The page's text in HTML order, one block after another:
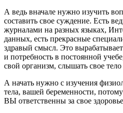
А ведь вначале нужно изучить
составить свое суждение. Есть
журналами на разных языках,
данных, есть прекрасные
здравый смысл. Это
и потребность в постоянной
свой организм, слышать свое
А начать нужно с изучения
тела, вашей беременности,
ВЫ ответственны за свое